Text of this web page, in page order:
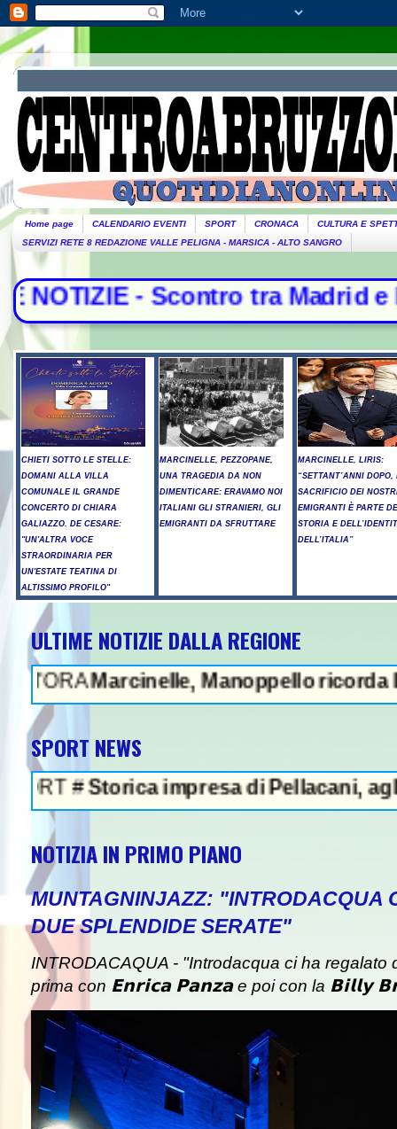
Home page CALENDARIO EVENTI SPORT CRONACA
CULTURA E
SERVIZI RETE 8 REDAZIONE VALLE PELIGNA - MARSICA - ALTO SANGRO
- Scontro tra Madrid e Roma,
CHIETI SOTTO LE STELLE:
DOMANI ALLA VILLA
COMUNALE IL GRANDE
CONCERTO DI CHIARA
GALIAZZO. DE CESARE:
"UN'ALTRA VOCE
STRAORDINARIA PER
UN'ESTATE TEATINA DI
ALTISSIMO PROFILO"
MARCINELLE, PEZZOPANE,
UNA TRAGEDIA DA NON
DIMENTICARE: ERAVAMO NOI
ITALIANI GLI STRANIERI, GLI
EMIGRANTI DA SFRUTTARE
MARCINELLE, LIRIS:
“SETTANT’ANNI DOPO,
SACRIFICIO DEI
EMIGRANTI È PARTE
STORIA E
DELL’ITALIA”
ULTIME NOTIZIE DALLA REGIONE
Marcinelle, Manoppello ricorda le
SPORT NEWS
Storica impresa di Pellacani, agli
NOTIZIA IN PRIMO PIANO
MUNTAGNINJAZZ: "INTRODACQUA
DUE SPLENDIDE SERATE"
INTRODACAQUA - "Introdacqua ci ha regalato
prima con 𝗘𝗻𝗿𝗶𝗰𝗮 𝗣𝗮𝗻𝘇𝗮 e poi con la 𝗕𝗶𝗹𝗹𝘆
NEWS IN EVIDENZA -